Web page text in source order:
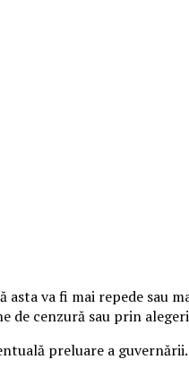
asta va fi mai repede
cenzură sau prin
preluare a guvernării.